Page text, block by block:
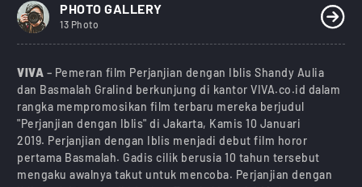
PHOTO GALLERY
13 Photo
VIVA – Pemeran film Perjanjian dengan Iblis Shandy Aulia
dan Basmalah Gralind berkunjung di kantor VIVA.co.id dalam
rangka mempromosikan film terbaru mereka berjudul
"Perjanjian dengan Iblis" di Jakarta, Kamis 10 Januari
2019. Perjanjian dengan Iblis menjadi debut film horor
pertama Basmalah. Gadis cilik berusia 10 tahun tersebut
mengaku awalnya takut untuk mencoba. Perjanjian dengan